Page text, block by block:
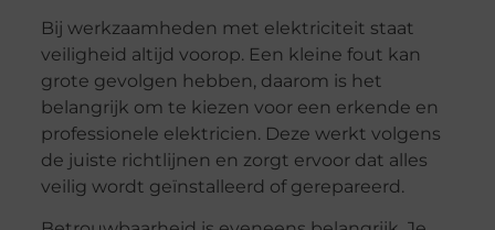
Bij werkzaamheden met elektriciteit staat
veiligheid altijd voorop. Een kleine fout kan
grote gevolgen hebben, daarom is het
belangrijk om te kiezen voor een erkende en
professionele elektricien. Deze werkt volgens
de juiste richtlijnen en zorgt ervoor dat alles
veilig wordt geïnstalleerd of gerepareerd.